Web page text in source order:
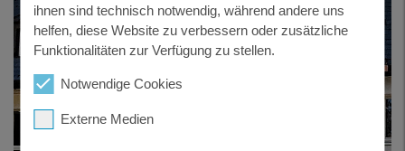
ihnen sind technisch notwendig, während andere uns
helfen, diese Website zu verbessern oder zusätzliche
Funktionalitäten zur Verfügung zu stellen.
Notwendige Cookies
Externe Medien